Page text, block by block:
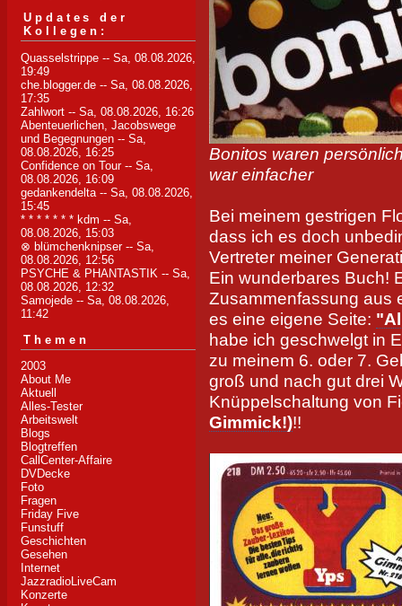
Updates der
Kollegen:
Quasselstrippe -- Sa, 08.08.2026,
19:49
che.blogger.de -- Sa, 08.08.2026,
17:35
Zahlwort -- Sa, 08.08.2026, 16:26
Abenteuerlichen, Jacobswege
und Begegnungen -- Sa,
08.08.2026, 16:25
Confidence on Tour -- Sa,
08.08.2026, 16:09
gedankendelta -- Sa, 08.08.2026,
15:45
* * * * * * * kdm -- Sa,
08.08.2026, 15:03
⊗ blümchenknipser -- Sa,
08.08.2026, 12:56
PSYCHE & PHANTASTIK -- Sa,
08.08.2026, 12:32
Samojede -- Sa, 08.08.2026,
11:42
Themen
2003
About Me
Aktuell
Alles-Tester
Arbeitswelt
Blogs
Blogtreffen
CallCenter-Affaire
DVDecke
Foto
Fragen
Friday Five
Funstuff
Geschichten
Gesehen
Internet
JazzradioLiveCam
Konzerte
Bonitos waren
war einfacher
Bei meinem gestrigen
dass ich es doch
Vertreter meiner
Ein wunderbares Buch!
Zusammenfassung aus
es eine eigene Seite:
habe ich geschwelgt in
zu meinem 6. oder 7.
groß und nach gut drei
Knüppelschaltung von
Gimmick!)!!